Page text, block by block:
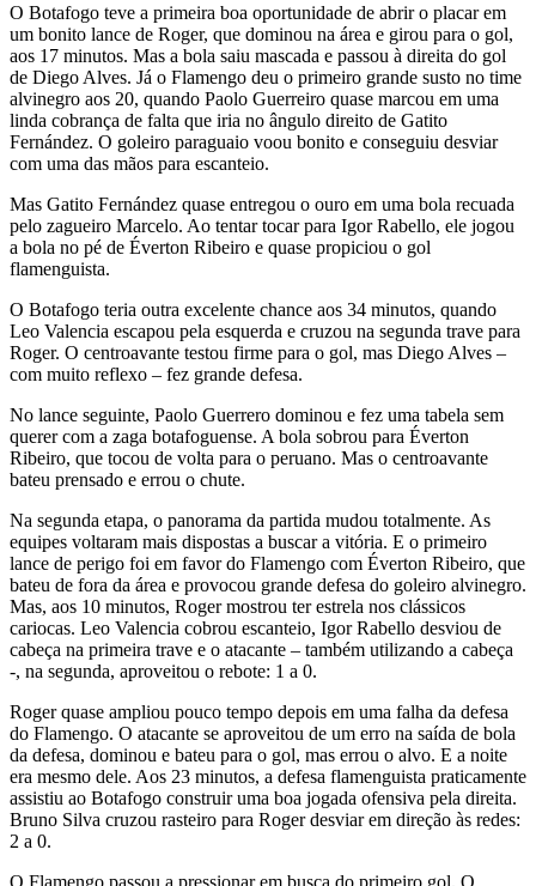
O Botafogo teve a primeira boa oportunidade de abrir o placar em
um bonito lance de Roger, que dominou na área e girou para o gol,
aos 17 minutos. Mas a bola saiu mascada e passou à direita do gol
de Diego Alves. Já o Flamengo deu o primeiro grande susto no time
alvinegro aos 20, quando Paolo Guerreiro quase marcou em uma
linda cobrança de falta que iria no ângulo direito de Gatito
Fernández. O goleiro paraguaio voou bonito e conseguiu desviar
com uma das mãos para escanteio.
Mas Gatito Fernández quase entregou o ouro em uma bola recuada
pelo zagueiro Marcelo. Ao tentar tocar para Igor Rabello, ele jogou
a bola no pé de Éverton Ribeiro e quase propiciou o gol
flamenguista.
O Botafogo teria outra excelente chance aos 34 minutos, quando
Leo Valencia escapou pela esquerda e cruzou na segunda trave para
Roger. O centroavante testou firme para o gol, mas Diego Alves –
com muito reflexo – fez grande defesa.
No lance seguinte, Paolo Guerrero dominou e fez uma tabela sem
querer com a zaga botafoguense. A bola sobrou para Éverton
Ribeiro, que tocou de volta para o peruano. Mas o centroavante
bateu prensado e errou o chute.
Na segunda etapa, o panorama da partida mudou totalmente. As
equipes voltaram mais dispostas a buscar a vitória. E o primeiro
lance de perigo foi em favor do Flamengo com Éverton Ribeiro, que
bateu de fora da área e provocou grande defesa do goleiro alvinegro.
Mas, aos 10 minutos, Roger mostrou ter estrela nos clássicos
cariocas. Leo Valencia cobrou escanteio, Igor Rabello desviou de
cabeça na primeira trave e o atacante – também utilizando a cabeça
-, na segunda, aproveitou o rebote: 1 a 0.
Roger quase ampliou pouco tempo depois em uma falha da defesa
do Flamengo. O atacante se aproveitou de um erro na saída de bola
da defesa, dominou e bateu para o gol, mas errou o alvo. E a noite
era mesmo dele. Aos 23 minutos, a defesa flamenguista praticamente
assistiu ao Botafogo construir uma boa jogada ofensiva pela direita.
Bruno Silva cruzou rasteiro para Roger desviar em direção às redes:
2 a 0.
O Flamengo passou a pressionar em busca do primeiro gol. O